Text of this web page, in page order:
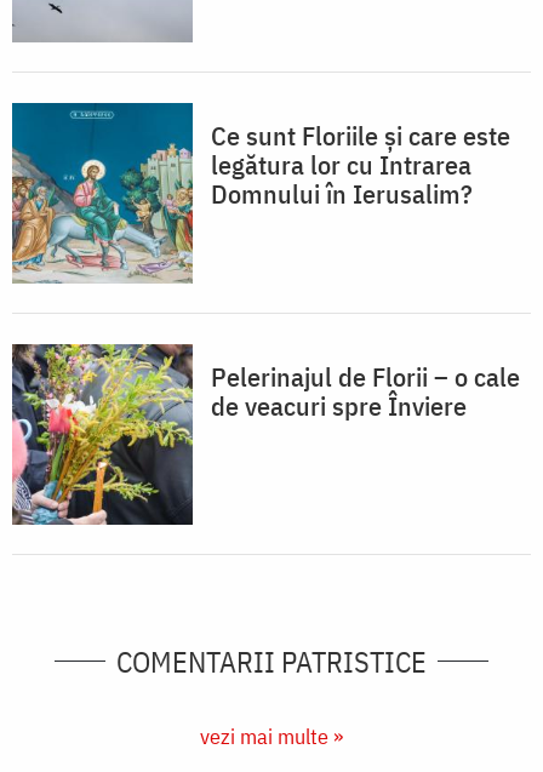
Ce sunt Floriile și care este
legătura lor cu Intrarea
Domnului în Ierusalim?
Pelerinajul de Florii – o cale
de veacuri spre Înviere
COMENTARII PATRISTICE
vezi mai multe »